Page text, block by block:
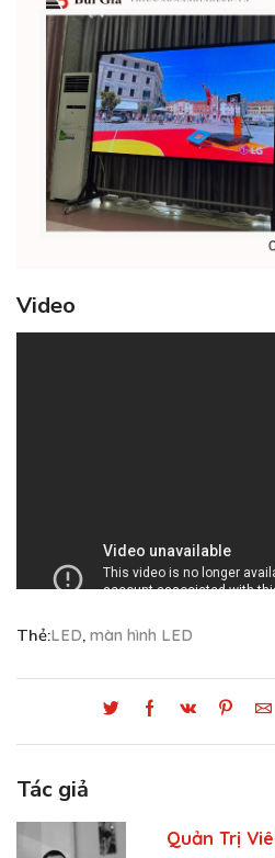
Video
Thẻ:LED, màn hình LED
Tác giả
Quản Trị